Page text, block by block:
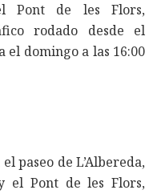
Pont de les Flors,
rodado desde el
el domingo a las 16:00
paseo de L’Albereda,
el Pont de les Flors,